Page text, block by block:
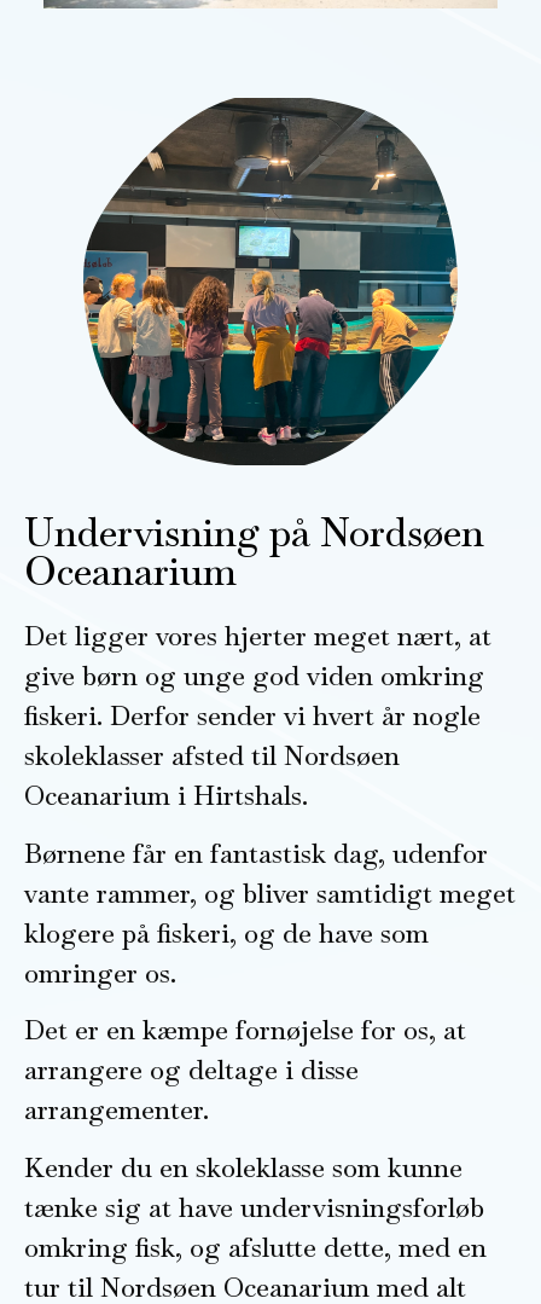
Undervisning på Nordsøen
Oceanarium
Det ligger vores hjerter meget nært, at
give børn og unge god viden omkring
fiskeri. Derfor sender vi hvert år nogle
skoleklasser afsted til Nordsøen
Oceanarium i Hirtshals.
Børnene får en fantastisk dag, udenfor
vante rammer, og bliver samtidigt meget
klogere på fiskeri, og de have som
omringer os.
Det er en kæmpe fornøjelse for os, at
arrangere og deltage i disse
arrangementer.
Kender du en skoleklasse som kunne
tænke sig at have undervisningsforløb
omkring fisk, og afslutte dette, med en
tur til Nordsøen Oceanarium med alt